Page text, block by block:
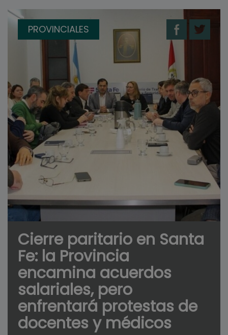
PROVINCIALES
Cierre paritario en Santa
Fe: la Provincia
encamina acuerdos
salariales, pero
enfrentará protestas de
docentes y médicos